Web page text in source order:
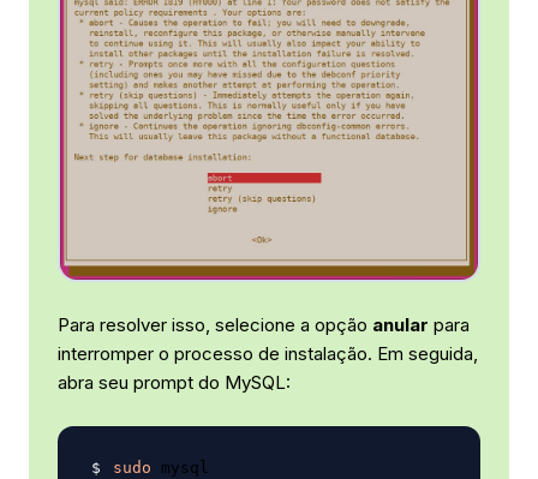
Para resolver isso, selecione a opção anular para
interromper o processo de instalação. Em seguida,
abra seu prompt do MySQL:
sudo